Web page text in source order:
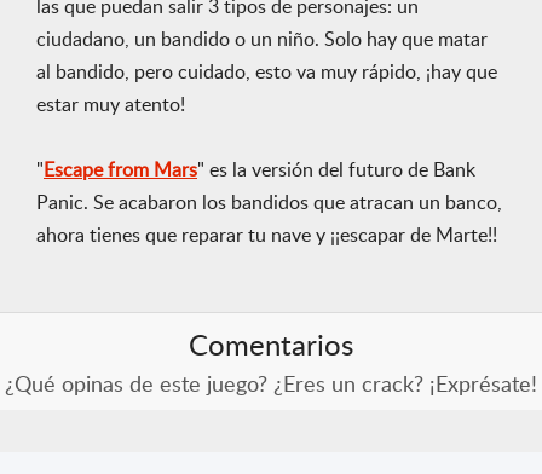
las que puedan salir 3 tipos de personajes: un
ciudadano, un bandido o un niño. Solo hay que matar
al bandido, pero cuidado, esto va muy rápido, ¡hay que
estar muy atento!
" Escape from Mars" es la versión del futuro de Bank
Panic. Se acabaron los bandidos que atracan un banco,
ahora tienes que reparar tu nave y ¡¡escapar de Marte!!
Comentarios
¿Qué opinas de este juego? ¿Eres un crack? ¡Exprésate!